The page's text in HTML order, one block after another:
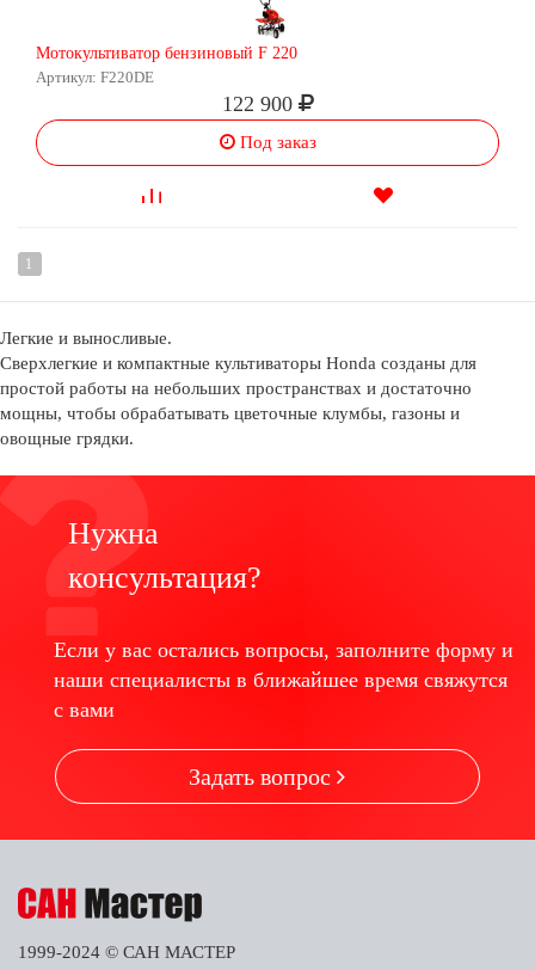
Мотокультиватор бензиновый F 220
Артикул: F220DE
122 900
Под заказ
1
Легкие и выносливые.
Сверхлегкие и компактные культиваторы Honda созданы для
простой работы на небольших пространствах и достаточно
мощны, чтобы обрабатывать цветочные клумбы, газоны и
овощные грядки.
Нужна
консультация?
Если у вас остались вопросы, заполните форму и
наши специалисты в ближайшее время свяжутся
с вами
Задать вопрос
1999-2024 © САН МАСТЕР